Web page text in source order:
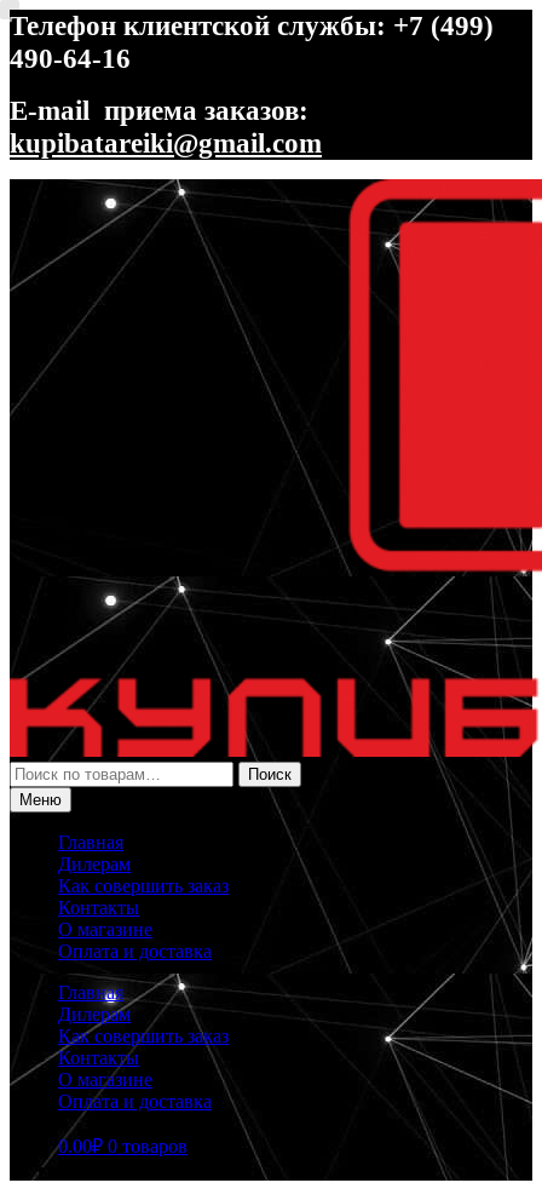
Телефон клиентской службы: +7 (499)
490-64-16
E-mail приема заказов:
kupibatareiki@gmail.com
Перейти
навигации
Перейти
содержимому
Искать:
Поиск
Меню
Главная
Дилерам
Как совершить заказ
Контакты
О магазине
Оплата и доставка
Главная
Дилерам
Как совершить заказ
Контакты
О магазине
Оплата и доставка
0.00₽ 0 товаров